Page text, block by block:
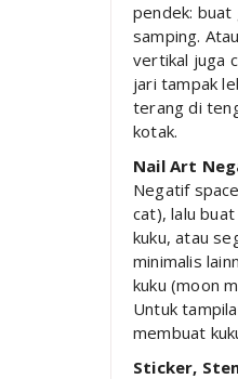
pendek: buat
samping.
vertikal juga
jari tampak
terang di
kotak.
Nail Art
Negatif
cat), lalu
kuku, atau
minimalis
kuku (moon
Untuk
membuat
Sticker,